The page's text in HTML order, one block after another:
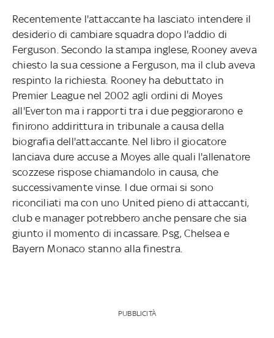
Recentemente l'attaccante ha lasciato intendere il
desiderio di cambiare squadra dopo l'addio di
Ferguson. Secondo la stampa inglese, Rooney aveva
chiesto la sua cessione a Ferguson, ma il club aveva
respinto la richiesta. Rooney ha debuttato in
Premier League nel 2002 agli ordini di Moyes
all'Everton ma i rapporti tra i due peggiorarono e
finirono addirittura in tribunale a causa della
biografia dell'attaccante. Nel libro il giocatore
lanciava dure accuse a Moyes alle quali l'allenatore
scozzese rispose chiamandolo in causa, che
successivamente vinse. I due ormai si sono
riconciliati ma con uno United pieno di attaccanti,
club e manager potrebbero anche pensare che sia
giunto il momento di incassare. Psg, Chelsea e
Bayern Monaco stanno alla finestra.
PUBBLICITÀ